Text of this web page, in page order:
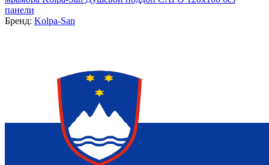
панели
Бренд: Kolpa-San